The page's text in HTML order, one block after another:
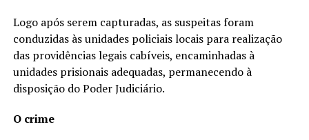
Logo após serem capturadas, as suspeitas foram
conduzidas às unidades policiais locais para realização
das providências legais cabíveis, encaminhadas à
unidades prisionais adequadas, permanecendo à
disposição do Poder Judiciário.
O crime